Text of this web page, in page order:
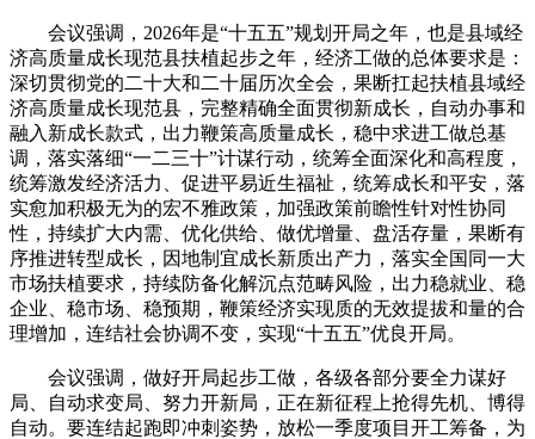
会议强调，2026年是“十五五”规划开局之年，也是县域经
济高质量成长现范县扶植起步之年，经济工做的总体要求是：
深切贯彻党的二十大和二十届历次全会，果断扛起扶植县域经
济高质量成长现范县，完整精确全面贯彻新成长，自动办事和
融入新成长款式，出力鞭策高质量成长，稳中求进工做总基
调，落实落细“一二三十”计谋行动，统筹全面深化和高程度，
统筹激发经济活力、促进平易近生福祉，统筹成长和平安，落
实愈加积极无为的宏不雅政策，加强政策前瞻性针对性协同
性，持续扩大内需、优化供给、做优增量、盘活存量，果断有
序推进转型成长，因地制宜成长新质出产力，落实全国同一大
市场扶植要求，持续防备化解沉点范畴风险，出力稳就业、稳
企业、稳市场、稳预期，鞭策经济实现质的无效提拔和量的合
理增加，连结社会协调不变，实现“十五五”优良开局。
会议强调，做好开局起步工做，各级各部分要全力谋好
局、自动求变局、努力开新局，正在新征程上抢得先机、博得
自动。要连结起跑即冲刺姿势，放松一季度项目开工筹备，为